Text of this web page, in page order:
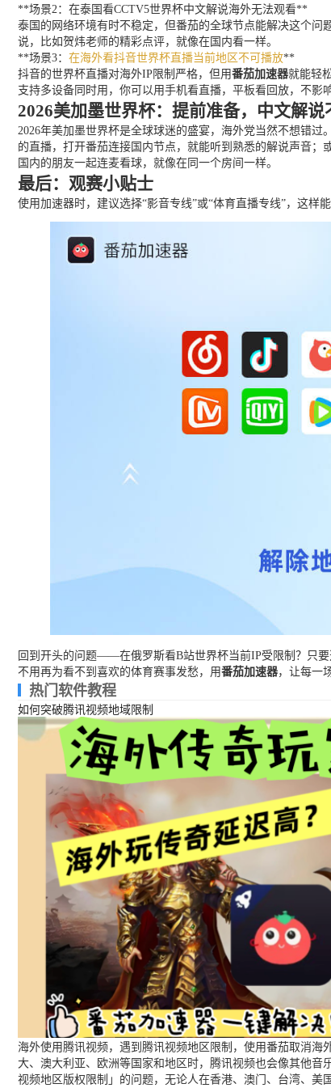
**场景2：在泰国看CCTV5世界杯中文解说海外无法观看**
泰国的网络环境有时不稳定，但番茄的全球节点能解决这个问
说，比如贺炜老师的精彩点评，就像在国内看一样。
**场景3： 在海外看抖音世界杯直播当前地区不可播放**
抖音的世界杯直播对海外IP限制严格，但用番茄加速器就能轻
支持多设备同时用，你可以用手机看直播，平板看回放，不影
2026美加墨世界杯：提前准备，中文解说
2026年美加墨世界杯是全球球迷的盛宴，海外党当然不想错
的直播，打开番茄连接国内节点，就能听到熟悉的解说声音
国内的朋友一起连麦看球，就像在同一个房间一样。
最后：观赛小贴士
使用加速器时，建议选择“影音专线”或“体育直播专线”，这样
回到开头的问题——在俄罗斯看B站世界杯当前IP受限制？只
不用再为看不到喜欢的体育赛事发愁，用番茄加速器，让每一
热门软件教程
如何突破腾讯视频地域限制
海外使用腾讯视频，遇到腾讯视频地区限制，使用番茄取消
大、澳大利亚、欧洲等国家和地区时，腾讯视频也会像其他
视频地区版权限制」的问题，无论人在香港、澳门、台湾、美